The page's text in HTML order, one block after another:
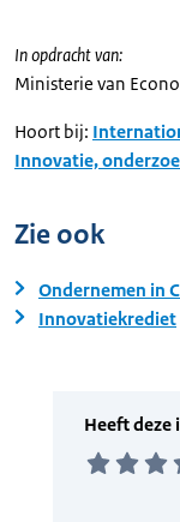
In opdracht van:
Ministerie van
Hoort bij:
Innovatie,
Zie ook
Ondernemen in
Innovatiekrediet